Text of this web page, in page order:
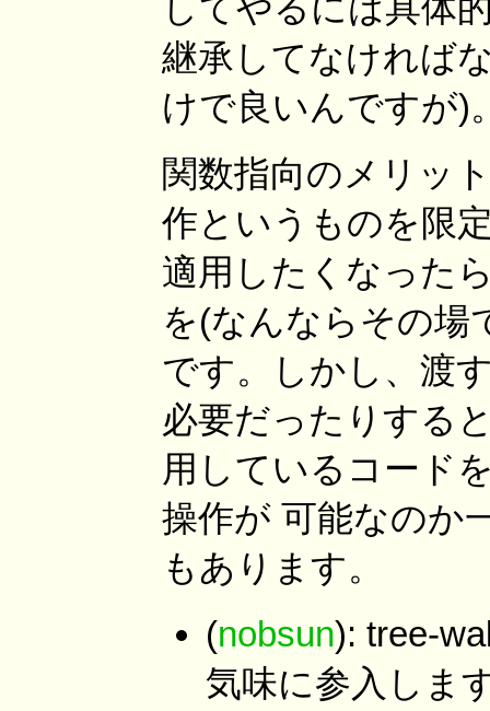
してやるには具体
継承してなければ
けで良いんですが)
関数指向のメリッ
作というものを限
適用したくなった
を(なんならその場
です。しかし、渡
必要だったりする
用しているコード
操作が 可能なのか
もあります。
(nobsun): tree-
気味に参入しま